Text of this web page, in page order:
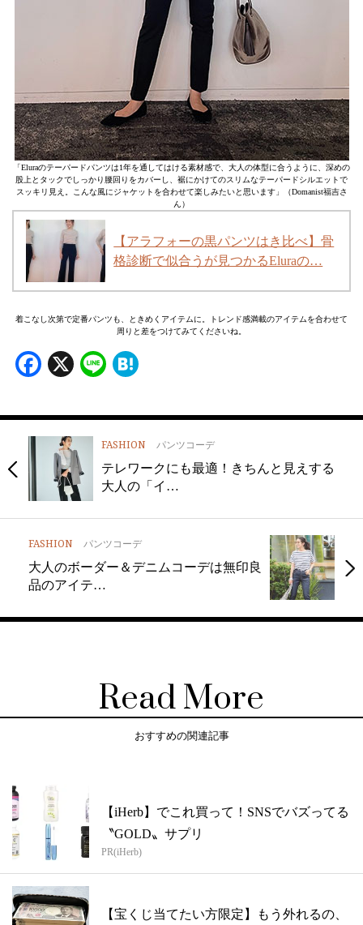
「Eluraのテーパードパンツは1年を通してはける素材感で、大人の体型に合うように、深めの
股上とタックでしっかり腰回りをカバーし、裾にかけてのスリムなテーパードシルエットで
スッキリ見え。こんな風にジャケットを合わせて楽しみたいと思います」（Domanist福吉さ
ん）
【アラフォーの黒パンツはき比べ】骨
格診断で似合うが見つかるEluraの…
着こなし次第で定番パンツも、ときめくアイテムに。トレンド感満載のアイテムを合わせて
周りと差をつけてみてくださいね。
Facebook
X Line
FASHION パンツコーデ
テレワークにも最適！きちんと見えする
大人の「イ…
FASHION パンツコーデ
大人のボーダー＆デニムコーデは無印良
品のアイテ…
Read More
おすすめの関連記事
【iHerb】でこれ買って！SNSでバズってる
〝GOLD〟サプリ
PR(iHerb)
【宝くじ当てたい方限定】もう外れるの、